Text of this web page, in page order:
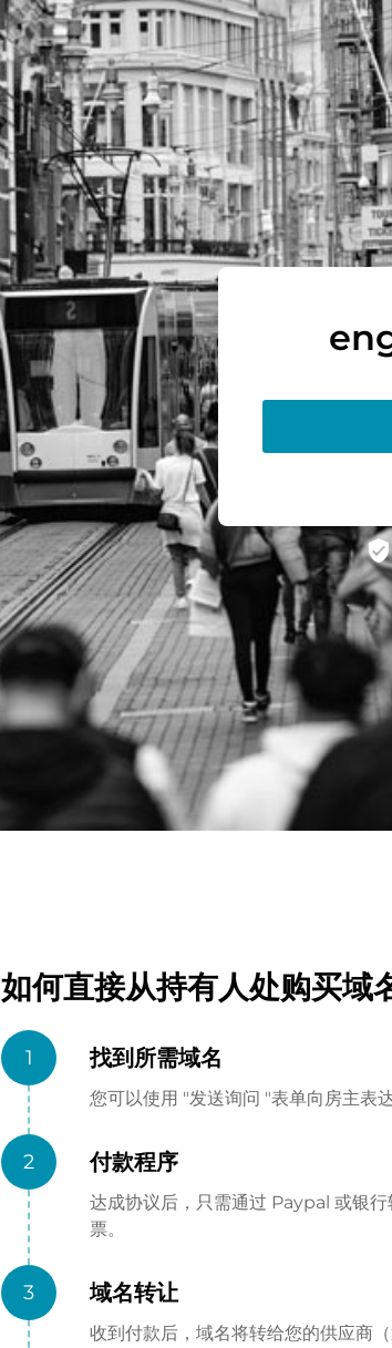
verified_user
如何直接从持有人处购买域
1 找到所需域名
您可以使用 "发送询问 "表单向房主表
2 付款程序
达成协议后，只需通过 Paypal 或银
票。
3 域名转让
收到付款后，域名将转给您的供应商